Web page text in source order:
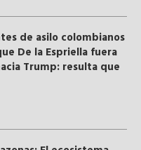
de asilo colombianos
De la Espriella fuera
Trump: resulta que